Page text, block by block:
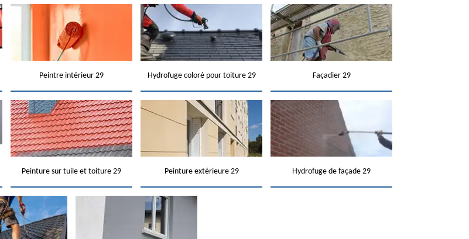
Peintre intérieur 29 Hydrofuge coloré pour toiture 29 Façadier 29
Peinture sur tuile et toiture 29 Peinture extérieure 29 Hydrofuge de façade 29